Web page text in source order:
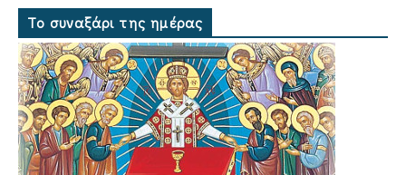
Το συναξάρι της ημέρας